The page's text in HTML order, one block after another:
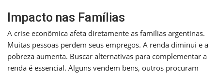
Impacto nas Famílias
A crise econômica afeta diretamente as famílias argentinas.
Muitas pessoas perdem seus empregos. A renda diminui e a
pobreza aumenta. Buscar alternativas para complementar a
renda é essencial. Alguns vendem bens, outros procuram